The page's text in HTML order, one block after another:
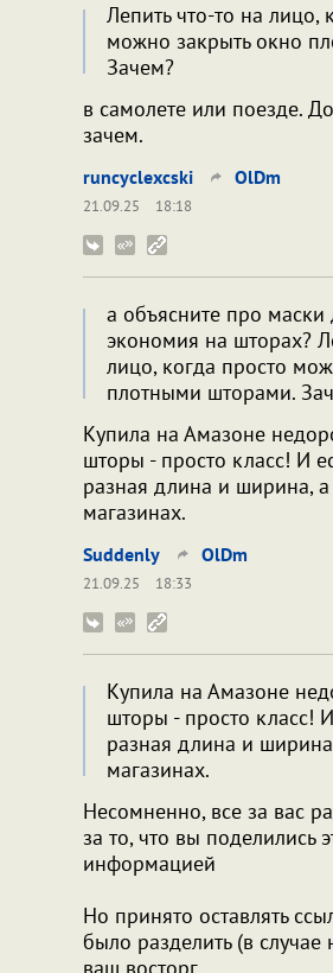
Лепить что-то на лицо,
можно закрыть окно
Зачем?
в самолете или поезде.
зачем.
runcyclexcski OlDm
21.09.25
18:18
а объясните про маски
экономия на шторах?
лицо, когда просто
плотными шторами.
Купила на Амазоне
шторы - просто класс! И
разная длина и ширина,
магазинах.
Suddenly OlDm
21.09.25
18:33
Купила на Амазоне
шторы - просто класс!
разная длина и
магазинах.
Несомненно, все за вас
за то, что вы поделились
информацией
Но принято оставлять
было разделить (в